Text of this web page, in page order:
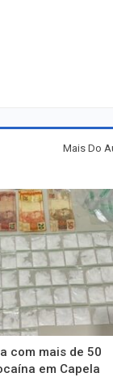
Mais Do
com mais de 50
em Capela